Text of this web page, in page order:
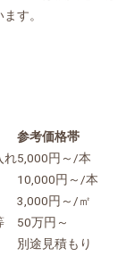
す。
参考価格帯
れ5,000円～/本
10,000円～/本
3,000円～/㎡
50万円～
別途見積もり